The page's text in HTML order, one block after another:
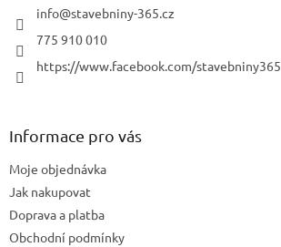
info@stavebniny-365.cz
775 910 010
https://www.facebook.com/stavebniny365
Informace pro vás
Moje objednávka
Jak nakupovat
Doprava a platba
Obchodní podmínky